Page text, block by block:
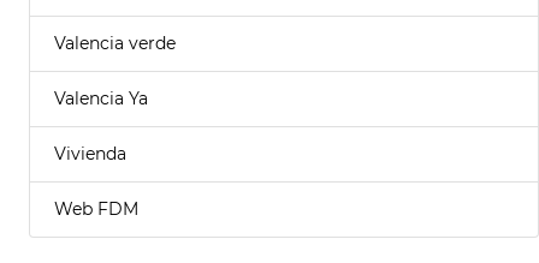
Valencia verde
Valencia Ya
Vivienda
Web FDM